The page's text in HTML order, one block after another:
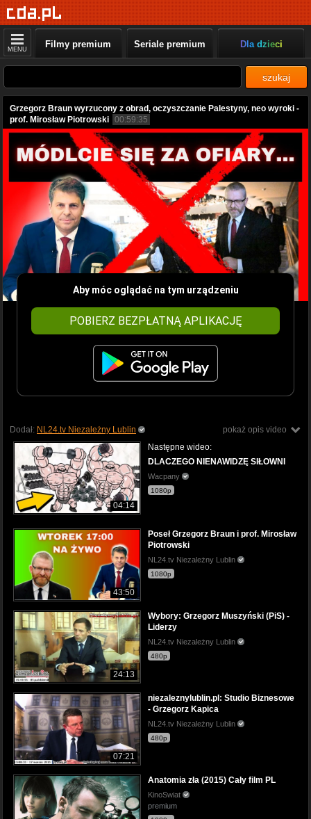
MENU Filmy premium Seriale premium Dla dzieci
szukaj
Grzegorz Braun wyrzucony z obrad, oczyszczanie Palestyny, neo wyroki -
prof. Mirosław Piotrowski 00:59:35
Aby móc oglądać na tym urządzeniu
POBIERZ BEZPŁATNĄ APLIKACJĘ
pokaż opis video
Dodał: NL24.tv Niezależny Lublin
04:14
Następne wideo:
DLACZEGO NIENAWIDZĘ SIŁOWNI
Wacpany
1080p
43:50
Poseł Grzegorz Braun i prof. Mirosław
Piotrowski
NL24.tv Niezależny Lublin
1080p
24:13
Wybory: Grzegorz Muszyński (PiS) -
Liderzy
NL24.tv Niezależny Lublin
480p
07:21
niezaleznylublin.pl: Studio Biznesowe
- Grzegorz Kapica
NL24.tv Niezależny Lublin
480p
Anatomia zła (2015) Cały film PL
KinoSwiat
premium